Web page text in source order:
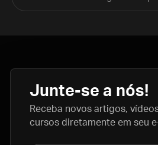
Junte-se a nós!
Receba novos artigos,
cursos diretamente em seu